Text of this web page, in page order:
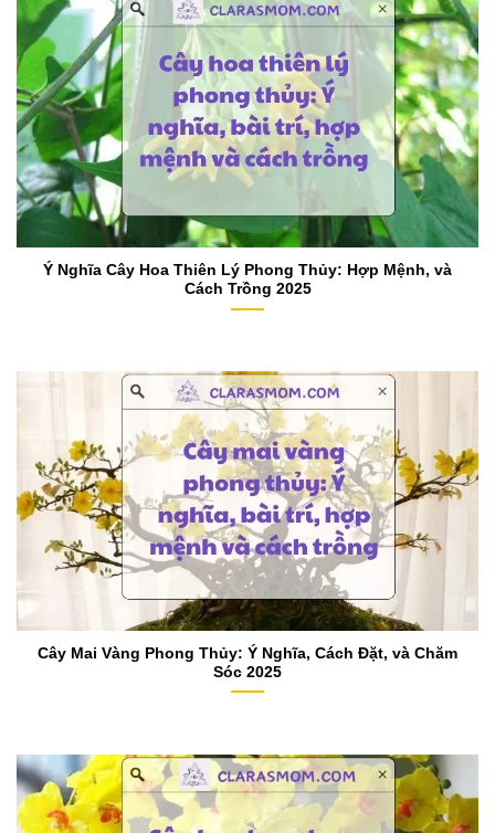
Ý Nghĩa Cây Hoa Thiên Lý Phong Thủy: Hợp Mệnh, và
Cách Trồng 2025
Cây Mai Vàng Phong Thủy: Ý Nghĩa, Cách Đặt, và Chăm
Sóc 2025